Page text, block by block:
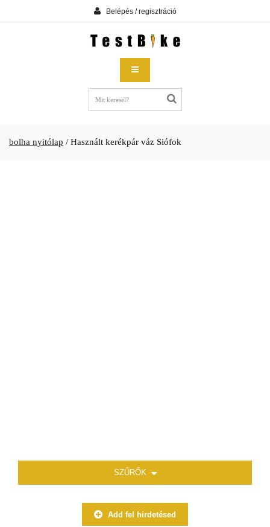
Belépés / regisztráció
bolha nyitólap / Használt kerékpár váz Siófok
SZŰRŐK
Add fel hirdetésed